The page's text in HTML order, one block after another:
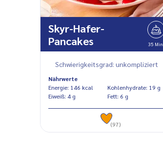
Skyr-Hafer-
Pancakes
35 Min.
Schwierigkeitsgrad: unkompliziert
Nährwerte
Energie: 146 kcal
Eiweiß: 4 g
Kohlenhydrate: 19 g
Fett: 6 g
(97)